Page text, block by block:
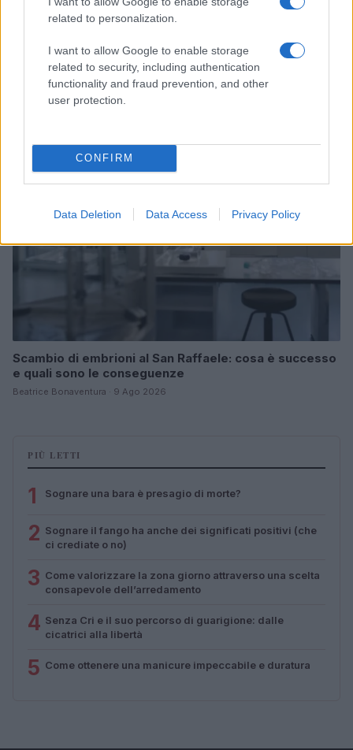
related to personalization.
I want to allow Google to enable storage
related to security, including authentication
functionality and fraud prevention, and other
user protection.
CONFIRM
Data Deletion Data Access Privacy Policy
Nutrienti amici del cervello: omega-3, polifenoli e
vitamine B
Camilla Fiore · 9 Ago 2026
Scambio di embrioni al San Raffaele: cosa è successo
e quali sono le conseguenze
Beatrice Bonaventura · 9 Ago 2026
PIÙ LETTI
1 Sognare una bara è presagio di morte?
2 Sognare il fango ha anche dei significati positivi (che
ci crediate o no)
3 Come valorizzare la zona giorno attraverso una scelta
consapevole dell’arredamento
4 Senza Cri e il suo percorso di guarigione: dalle
cicatrici alla libertà
5 Come ottenere una manicure impeccabile e duratura